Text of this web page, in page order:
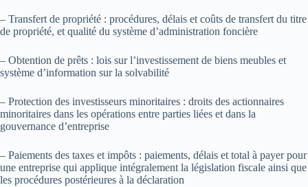
– Transfert de propriété : procédures, délais et coûts de transfert du titre
de propriété, et qualité du système d’administration foncière
– Obtention de prêts : lois sur l’investissement de biens meubles et
système d’information sur la solvabilité
– Protection des investisseurs minoritaires : droits des actionnaires
minoritaires dans les opérations entre parties liées et dans la
gouvernance d’entreprise
– Paiements des taxes et impôts : paiements, délais et total à payer pour
une entreprise qui applique intégralement la législation fiscale ainsi que
les procédures postérieures à la déclaration